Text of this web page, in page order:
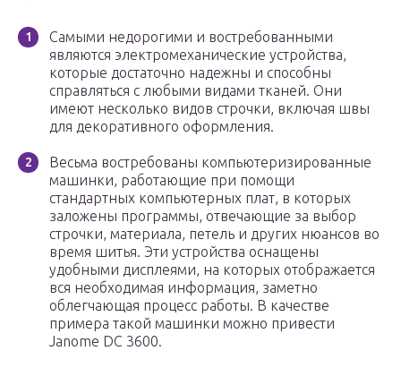
Самыми недорогими и востребованными
являются электромеханические устройства,
которые достаточно надежны и способны
справляться с любыми видами тканей. Они
имеют несколько видов строчки, включая швы
для декоративного оформления.
Весьма востребованы компьютеризированные
машинки, работающие при помощи
стандартных компьютерных плат, в которых
заложены программы, отвечающие за выбор
строчки, материала, петель и других нюансов во
время шитья. Эти устройства оснащены
удобными дисплеями, на которых отображается
вся необходимая информация, заметно
облегчающая процесс работы. В качестве
примера такой машинки можно привести
Janome DC 3600.